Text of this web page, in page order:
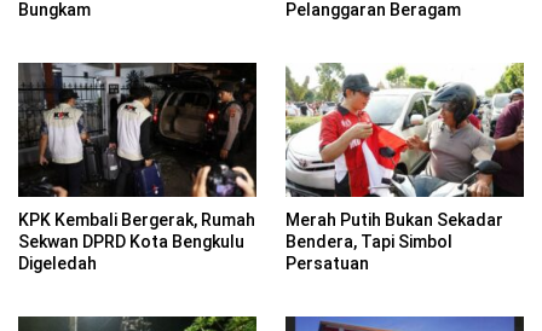
Bungkam Pelanggaran Beragam
KPK Kembali Bergerak, Rumah
Sekwan DPRD Kota Bengkulu
Digeledah
Merah Putih Bukan Sekadar
Bendera, Tapi Simbol
Persatuan